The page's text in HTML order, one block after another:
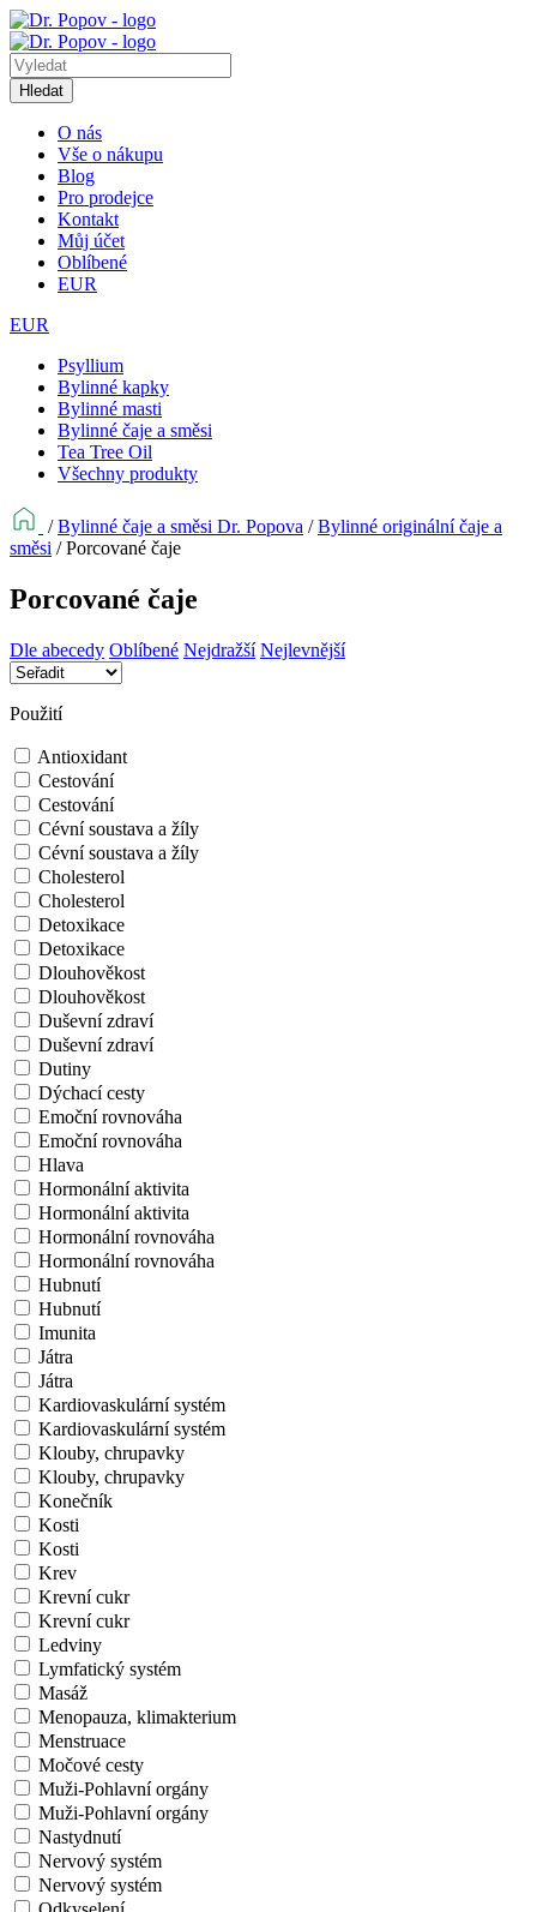
Hledat
O nás
Vše o nákupu
Blog
Pro prodejce
Kontakt
Můj účet
Oblíbené
EUR
EUR
Psyllium
Bylinné kapky
Bylinné masti
Bylinné čaje a směsi
Tea Tree Oil
Všechny produkty
/Bylinné čaje a směsi Dr. Popova /Bylinné originální čaje a
směsi /Porcované čaje
Porcované čaje
Dle abecedy Oblíbené Nejdražší Nejlevnější
Použití
Antioxidant
Cestování
Cestování
Cévní soustava a žíly
Cévní soustava a žíly
Cholesterol
Cholesterol
Detoxikace
Detoxikace
Dlouhověkost
Dlouhověkost
Duševní zdraví
Duševní zdraví
Dutiny
Dýchací cesty
Emoční rovnováha
Emoční rovnováha
Hlava
Hormonální aktivita
Hormonální aktivita
Hormonální rovnováha
Hormonální rovnováha
Hubnutí
Hubnutí
Imunita
Játra
Játra
Kardiovaskulární systém
Kardiovaskulární systém
Klouby, chrupavky
Klouby, chrupavky
Konečník
Kosti
Kosti
Krev
Krevní cukr
Krevní cukr
Ledviny
Lymfatický systém
Masáž
Menopauza, klimakterium
Menstruace
Močové cesty
Muži-Pohlavní orgány
Muži-Pohlavní orgány
Nastydnutí
Nervový systém
Nervový systém